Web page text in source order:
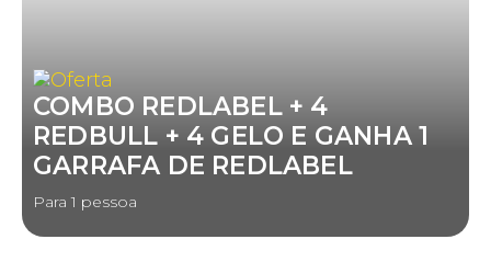
COMBO REDLABEL + 4
REDBULL + 4 GELO E GANHA 1
GARRAFA DE REDLABEL
Para 1 pessoa